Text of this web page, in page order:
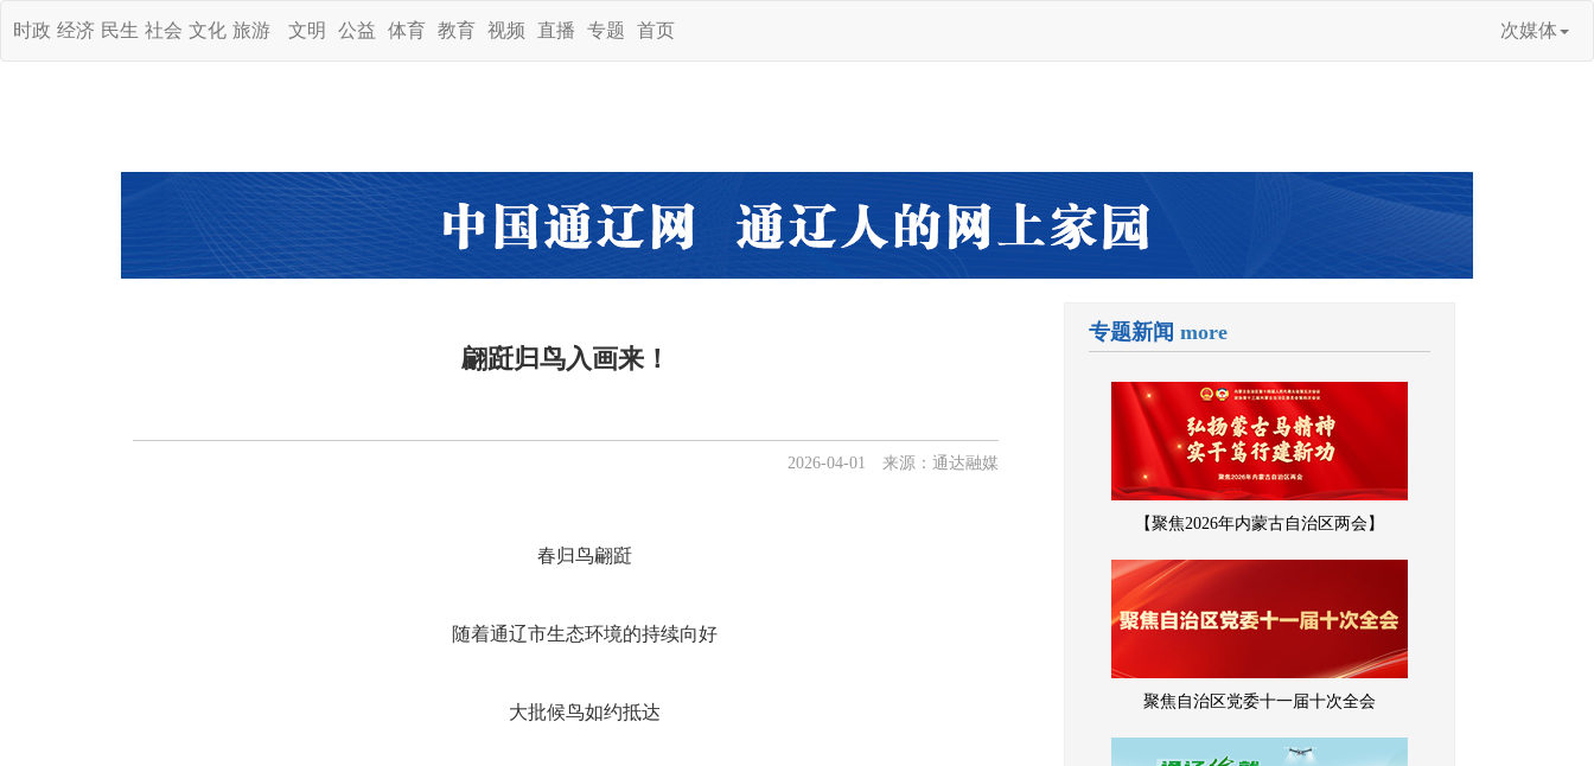
时政 经济 民生 社会 文化 旅游 文明 公益 体育 教育 视频 直播 专题 首页 次媒体
翩跹归鸟入画来！
2026-04-01 来源：通达融媒
春归鸟翩跹
随着通辽市生态环境的持续向好
大批候鸟如约抵达
专题新闻 more
【聚焦2026年内蒙古自治区两会】
聚焦自治区党委十一届十次全会